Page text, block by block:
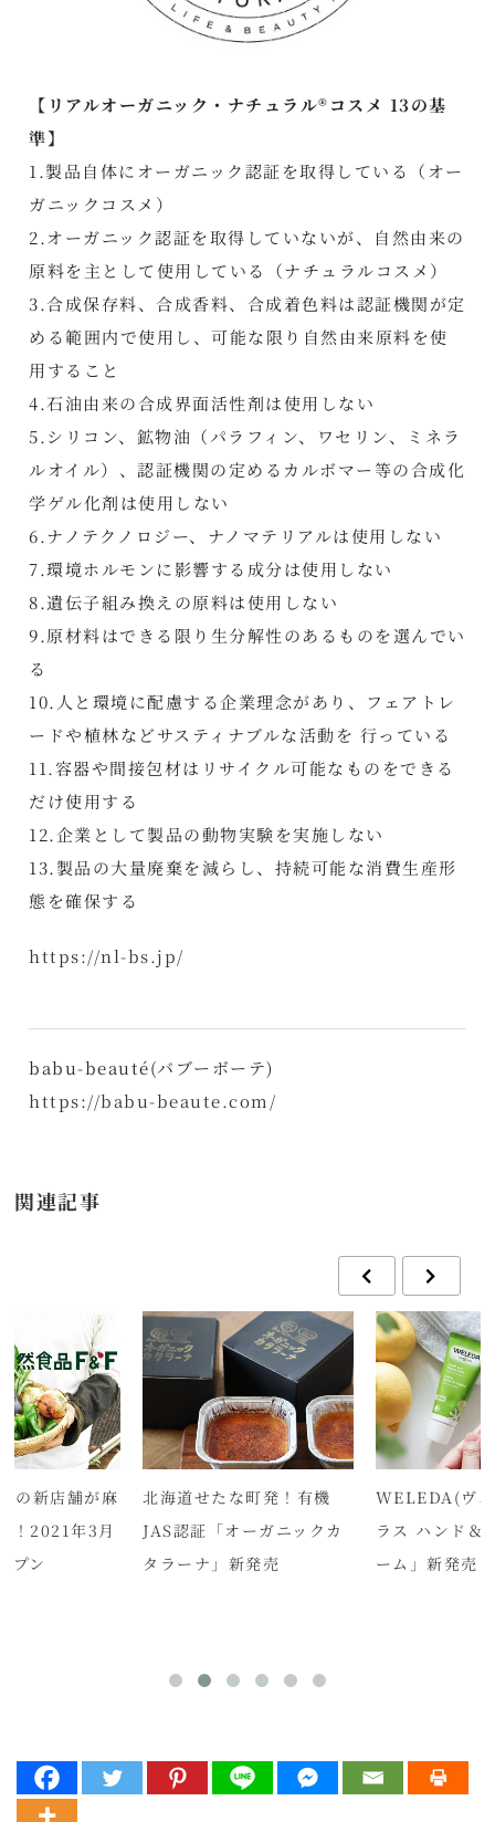
【リアルオーガニック・ナチュラル®コスメ 13の基
準】
1.製品自体にオーガニック認証を取得している（オー
ガニックコスメ）
2.オーガニック認証を取得していないが、自然由来の
原料を主として使用している（ナチュラルコスメ）
3.合成保存料、合成香料、合成着色料は認証機関が定
める範囲内で使用し、可能な限り自然由来原料を使
用すること
4.石油由来の合成界面活性剤は使用しない
5.シリコン、鉱物油（パラフィン、ワセリン、ミネラ
ルオイル）、認証機関の定めるカルボマー等の合成化
学ゲル化剤は使用しない
6.ナノテクノロジー、ナノマテリアルは使用しない
7.環境ホルモンに影響する成分は使用しない
8.遺伝子組み換えの原料は使用しない
9.原材料はできる限り生分解性のあるものを選んでい
る
10.人と環境に配慮する企業理念があり、フェアトレ
ードや植林などサスティナブルな活動を 行っている
11.容器や間接包材はリサイクル可能なものをできる
だけ使用する
12.企業として製品の動物実験を実施しない
13.製品の大量廃棄を減らし、持続可能な消費生産形
態を確保する
https://nl-bs.jp/
babu-beauté(バブーボーテ)
https://babu-beaute.com/
関連記事
の新店舗が麻
！2021年3月
プン
北海道せたな町発！有機
JAS認証「オーガニックカ
タラーナ」新発売
WELEDA(ヴ
ラス ハンド＆
ーム」新発売